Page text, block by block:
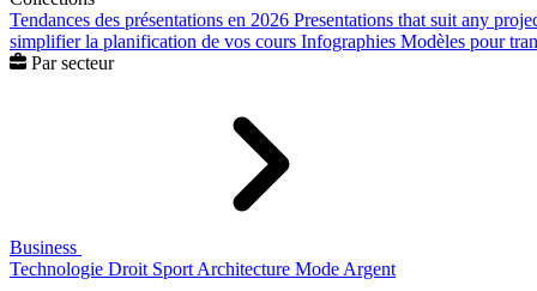
Tendances des présentations en 2026 Presentations that suit any
simplifier la planification de vos cours Infographies Modèles pour
Par secteur
Business
Technologie Droit Sport Architecture Mode Argent